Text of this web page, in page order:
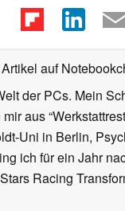
auf
der PCs. Mein
aus
Uni in Berlin,
ich für ein Jahr
Racing